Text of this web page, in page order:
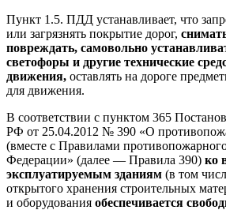
Пункт 1.5. ПДД устанавливает, что
или загрязнять покрытие дорог,
повреждать, самовольно
светофоры и другие технические
движения, оставлять на дороге
для движения.
В соответствии с пунктом 365
РФ от 25.04.2012 № 390 «О
(вместе с Правилами
Федерации» (далее — Правила 390) ко
эксплуатируемым зданиям (в том
открытого хранения строительных
и оборудования обеспечивается